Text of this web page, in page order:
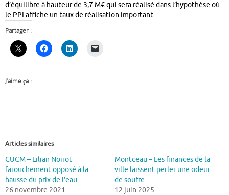
d’équilibre à hauteur de 3,7 M€ qui sera réalisé dans l’hypothèse où
le PPI affiche un taux de réalisation important.
Partager :
J’aime ça :
Articles similaires
CUCM – Lilian Noirot
farouchement opposé à la
hausse du prix de l’eau
26 novembre 2021
Montceau – Les finances de la
ville laissent perler une odeur
de soufre
12 juin 2025